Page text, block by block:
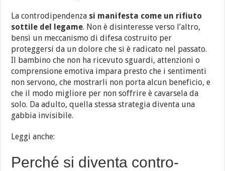
La controdipendenza si manifesta come un rifiuto
sottile del legame. Non è disinteresse verso l’altro,
bensì un meccanismo di difesa costruito per
proteggersi da un dolore che si è radicato nel passato.
Il bambino che non ha ricevuto sguardi, attenzioni o
comprensione emotiva impara presto che i sentimenti
non servono, che mostrarli non porta alcun beneficio, e
che il modo migliore per non soffrire è cavarsela da
solo. Da adulto, quella stessa strategia diventa una
gabbia invisibile.
Leggi anche:
Perché si diventa contro-